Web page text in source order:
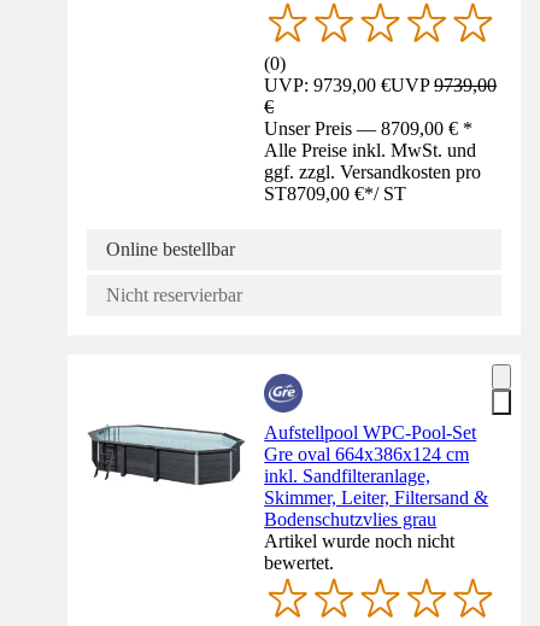
(0)
UVP: 9739,00 €UVP9739,00
€
Unser Preis — 8709,00 € *
Alle Preise inkl. MwSt. und
ggf. zzgl. Versandkosten pro
ST8709,00 €*/ ST
Online bestellbar
Nicht reservierbar
Aufstellpool WPC-Pool-Set
Gre oval 664x386x124 cm
inkl. Sandfilteranlage,
Skimmer, Leiter, Filtersand &
Bodenschutzvlies grau
Artikel wurde noch nicht
bewertet.